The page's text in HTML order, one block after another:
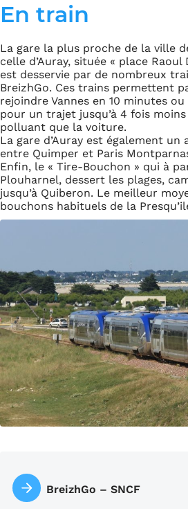
En train
La gare la plus proche de la ville
celle d’Auray, située « place
est desservie par de nombreux
BreizhGo. Ces trains permettent
rejoindre Vannes en 10 minutes
pour un trajet jusqu’à 4 fois
polluant que la voiture.
La gare d’Auray est également
entre Quimper et Paris
Enfin, le « Tire-Bouchon » qui à
Plouharnel, dessert les plages,
jusqu’à Quiberon. Le meilleur
bouchons habituels de la
BreizhGo – SNCF